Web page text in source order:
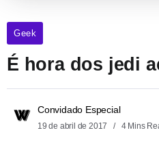
Geek
É hora dos jedi
Convidado Especial
19 de abril de 2017 4 Mins